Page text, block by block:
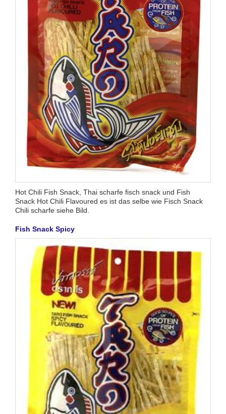
Hot Chili Fish Snack, Thai scharfe fisch snack und Fish
Snack Hot Chili Flavoured es ist das selbe wie Fisch Snack
Chili scharfe siehe Bild.
Fish Snack Spicy